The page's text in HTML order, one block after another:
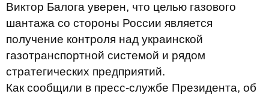
Виктор Балога уверен, что целью газового
шантажа со стороны России является
получение контроля над украинской
газотранспортной системой и рядом
стратегических предприятий.
Как сообщили в пресс-службе Президента, об